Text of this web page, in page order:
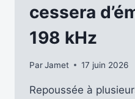
BBC
cessera
198 kHz
ParJamet 17 juin 2026
Repoussée à